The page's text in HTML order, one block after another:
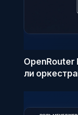
OpenRouter
ли